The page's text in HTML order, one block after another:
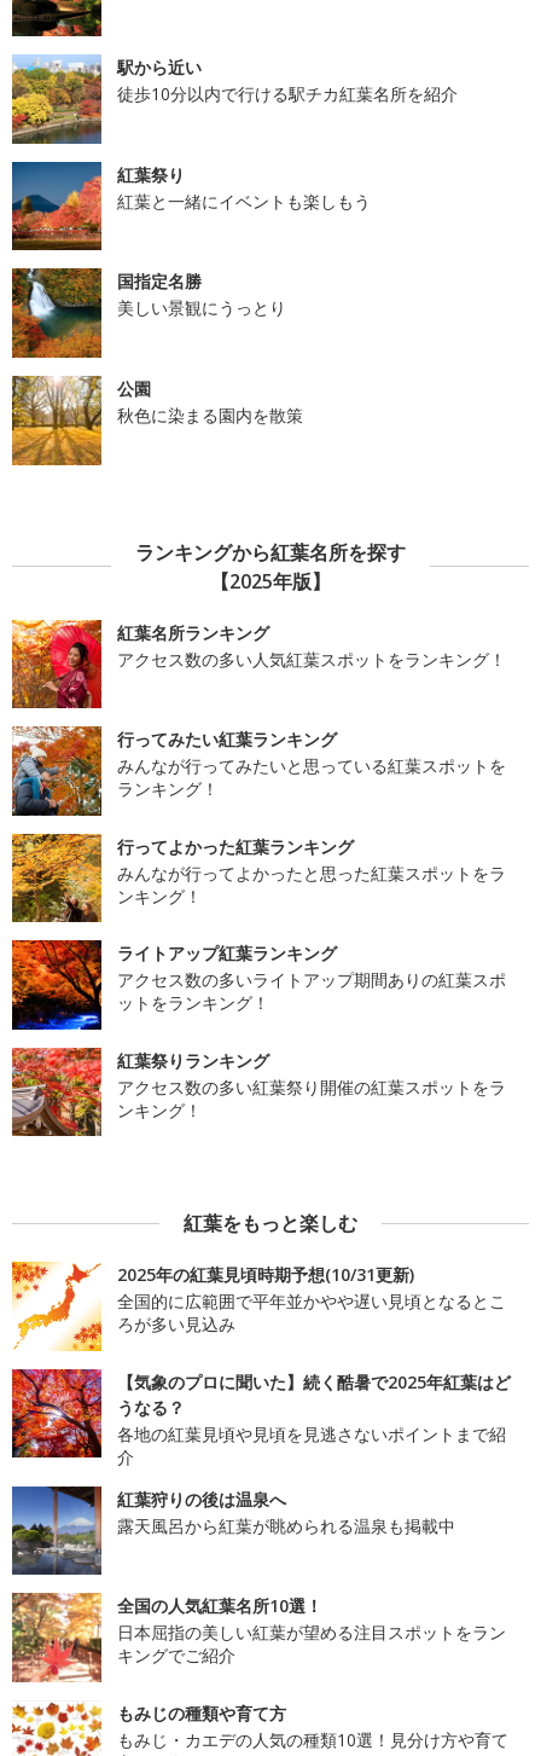
駅から近い
徒歩10分以内で行ける駅チカ紅葉名所を紹介
紅葉祭り
紅葉と一緒にイベントも楽しもう
国指定名勝
美しい景観にうっとり
公園
秋色に染まる園内を散策
ランキングから紅葉名所を探す
【2025年版】
紅葉名所ランキング
アクセス数の多い人気紅葉スポットをランキング！
行ってみたい紅葉ランキング
みんなが行ってみたいと思っている紅葉スポットを
ランキング！
行ってよかった紅葉ランキング
みんなが行ってよかったと思った紅葉スポットをラ
ンキング！
ライトアップ紅葉ランキング
アクセス数の多いライトアップ期間ありの紅葉スポ
ットをランキング！
紅葉祭りランキング
アクセス数の多い紅葉祭り開催の紅葉スポットをラ
ンキング！
紅葉をもっと楽しむ
2025年の紅葉見頃時期予想(10/31更新)
全国的に広範囲で平年並かやや遅い見頃となるとこ
ろが多い見込み
【気象のプロに聞いた】続く酷暑で2025年紅葉はど
うなる？
各地の紅葉見頃や見頃を見逃さないポイントまで紹
介
紅葉狩りの後は温泉へ
露天風呂から紅葉が眺められる温泉も掲載中
全国の人気紅葉名所10選！
日本屈指の美しい紅葉が望める注目スポットをラン
キングでご紹介
もみじの種類や育て方
もみじ・カエデの人気の種類10選！見分け方や育て